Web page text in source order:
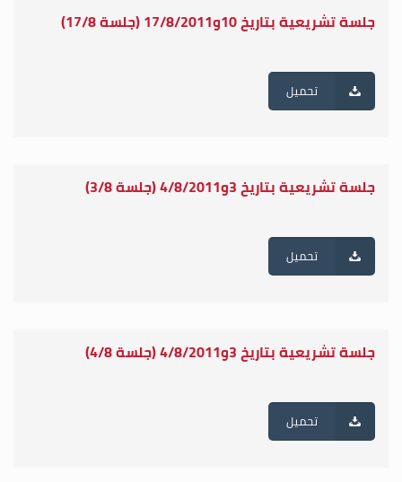
جلسة تشريعية بتاريخ 10و17/8/2011 (جلسة 17/8)
تحميل
جلسة تشريعية بتاريخ 3و4/8/2011 (جلسة 3/8)
تحميل
جلسة تشريعية بتاريخ 3و4/8/2011 (جلسة 4/8)
تحميل